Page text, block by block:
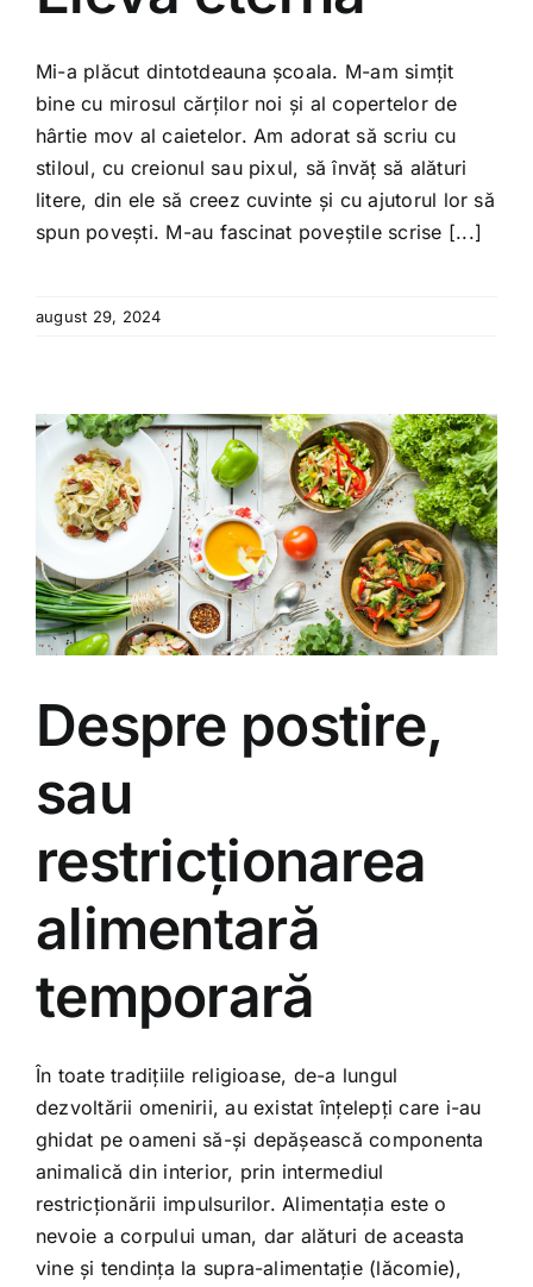
Shop
Tratamente naturale
Iubim fructele
Mi-a plăcut dintotdeauna școala. M-am simțit
bine cu mirosul cărților noi și al copertelor de
hârtie mov al caietelor. Am adorat să scriu cu
stiloul, cu creionul sau pixul, să învăț să alături
litere, din ele să creez cuvinte și cu ajutorul lor să
spun povești. M-au fascinat poveștile scrise [...]
august 29, 2024
Despre postire,
sau
restricționarea
alimentară
temporară
În toate tradițiile religioase, de-a lungul
dezvoltării omenirii, au existat înțelepți care i-au
ghidat pe oameni să-și depășească componenta
animalică din interior, prin intermediul
restricționării impulsurilor. Alimentația este o
nevoie a corpului uman, dar alături de aceasta
vine și tendința la supra-alimentație (lăcomie),